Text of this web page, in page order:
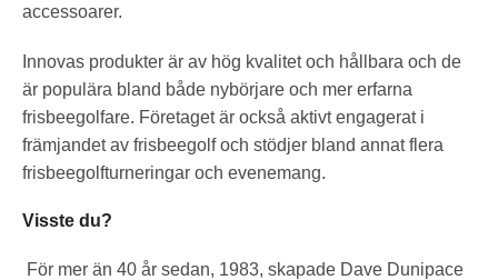
accessoarer.
Innovas produkter är av hög kvalitet och hållbara och de
är populära bland både nybörjare och mer erfarna
frisbeegolfare. Företaget är också aktivt engagerat i
främjandet av frisbeegolf och stödjer bland annat flera
frisbeegolfturneringar och evenemang.
Visste du?
För mer än 40 år sedan, 1983, skapade Dave Dunipace